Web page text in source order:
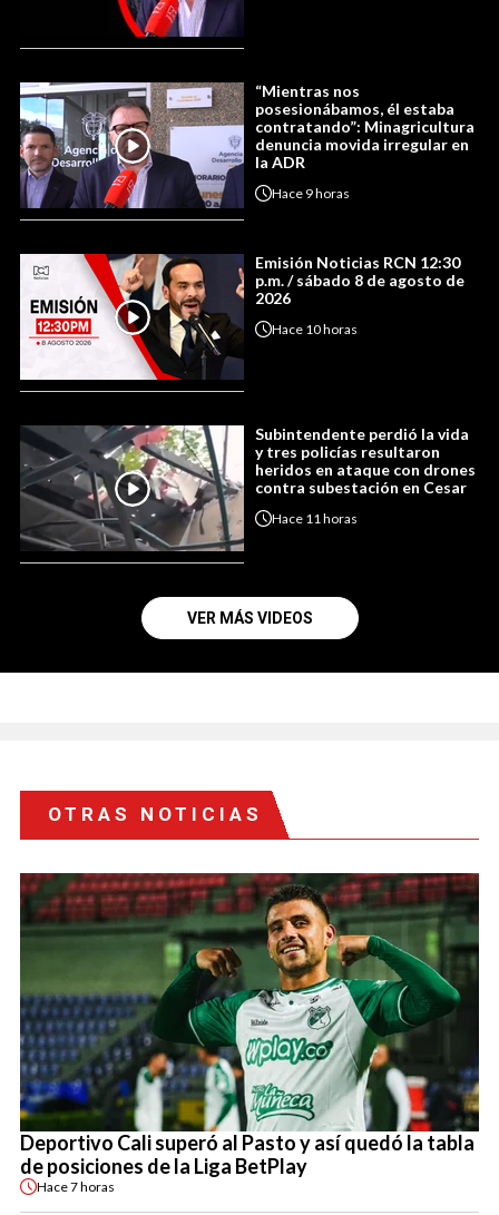
“Mientras nos
posesionábamos, él estaba
contratando”: Minagricultura
denuncia movida irregular en
la ADR
Hace 9 horas
Emisión Noticias RCN 12:30
p.m. / sábado 8 de agosto de
2026
Hace 10 horas
Subintendente perdió la vida
y tres policías resultaron
heridos en ataque con drones
contra subestación en Cesar
Hace 11 horas
VER MÁS VIDEOS
OTRAS NOTICIAS
Deportivo Cali superó al Pasto y así quedó la tabla
de posiciones de la Liga BetPlay
Hace7 horas